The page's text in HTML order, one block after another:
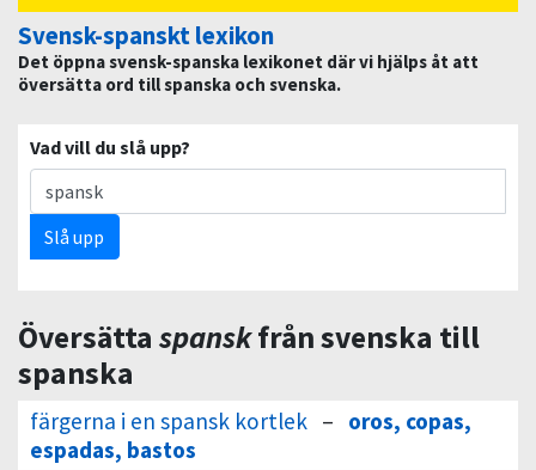
Svensk-spanskt lexikon
Det öppna svensk-spanska lexikonet där vi hjälps åt att
översätta ord till spanska och svenska.
Vad vill du slå upp?
Slå upp
Översätta spanskfrån svenska till
spanska
färgerna i en spansk kortlek – oros, copas,
espadas, bastos